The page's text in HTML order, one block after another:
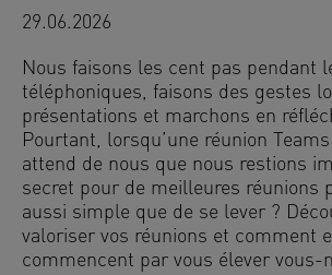
29.06.2026
Nous faisons les cent pas pendant
téléphoniques, faisons des gestes
présentations et marchons en
Pourtant, lorsqu’une réunion
attend de nous que nous restions
secret pour de meilleures réunions
aussi simple que de se lever ?
valoriser vos réunions et comment
commencent par vous élever vous-